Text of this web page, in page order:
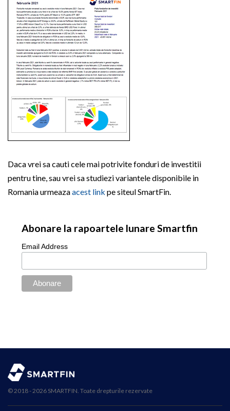
Daca vrei sa cauti cele mai potrivite fonduri de investitii
pentru tine, sau vrei sa studiezi variantele disponibile in
Romania urmeazaacest link pe siteul SmartFin.
Abonare la rapoartele lunare Smartfin
Email Address
© 2018 - 2026 SMARTFIN. Toate drepturile rezervate